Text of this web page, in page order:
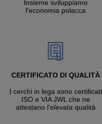
Insieme sviluppiamo
l'economia polacca
CERTIFICATO DI QUALITÀ
I cerchi in lega sono certificati
ISO e VIA JWL che ne
attestano l'elevata qualità